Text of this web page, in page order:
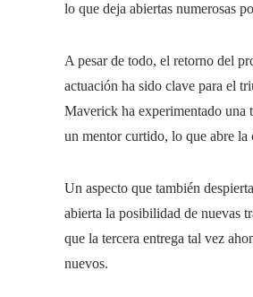
lo que deja abiertas numerosas
A pesar de todo, el retorno del
actuación ha sido clave para el
Maverick ha experimentado una
un mentor curtido, lo que abre la
Un aspecto que también
abierta la posibilidad de nuevas
que la tercera entrega tal vez
nuevos.